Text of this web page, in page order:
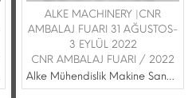
ALKE MACHINERY |CNR
AMBALAJ FUARI 31 AĞUSTOS-
3 EYLÜL 2022
CNR AMBALAJ FUARI / 2022
Alke Mühendislik Makine Sanayi Ticaret Limited Şirketi